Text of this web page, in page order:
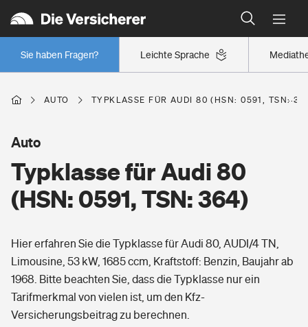
Leichte Sprache
Sie haben Fragen?
Wer versichert was: Jetzt Versicherer finden
Regionalklassen: So ist Ihre Region eingestuft
Wer versichert was: Jetzt Versicherer finden
Berufsunfähigkeitsversicherung
Erwerbsunfähigkeitsversicherung
Grundfähigkeitsversicherung
Arbeitsrechtsschutz
Berufshaftpflichtversicherung
Wohnen
Freizeit
Pri­vate Haft­pflicht­
Gesundheit
AUTO TYPKLASSE FÜR AUDI 80 (HSN: 0591, TSN:
Typklasse für Audi 80
(HSN: 0591, TSN: 364)
Auto
Hier erfahren Sie die Typklasse für Audi 80, AUDI/4 TN,
Limousine, 53 kW, 1685 ccm, Kraftstoff: Benzin, Baujahr ab
1968. Bitte beachten Sie, dass die Typklasse nur ein
Tarifmerkmal von vielen ist, um den Kfz-
Versicherungsbeitrag zu berechnen.